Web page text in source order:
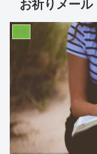
仕事